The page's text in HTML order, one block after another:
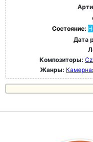
Состояние:
Дата
Композиторы:
Жанры: